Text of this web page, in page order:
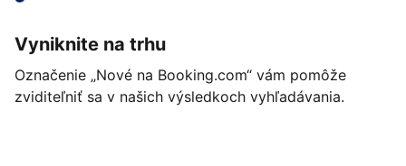
Vyniknite na trhu
Označenie „Nové na Booking.com“ vám pomôže
zviditeľniť sa v našich výsledkoch vyhľadávania.